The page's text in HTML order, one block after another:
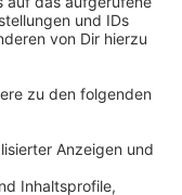
eines
Sie der
dieses